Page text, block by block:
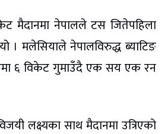
मैदानमा नेपालले टस जितेपहिला
। मलेसियाले नेपालविरुद्ध ब्याटिङ
६ विकेट गुमाउँदै एक सय एक रन
लक्ष्यका साथ मैदानमा उत्रिएको